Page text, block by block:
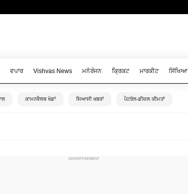
ਵਪਾਰ Vishvas News ਮਨੋਰੰਜਨ ਕ੍ਰਿਕਟ ਮਾਰਕੀਟ ਸਿੱਖਿਆ
ਕਾਮਨਵੈਲਥ ਖੇਡਾਂ ਸਿਆਸੀ ਖਬਰਾਂ ਪੈਟਰੋਲ-ਡੀਜ਼ਲ ਕੀਮਤਾਂ